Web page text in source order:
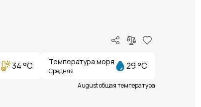
34 °C Температура моря
Средняя 29 °C
August общая температура